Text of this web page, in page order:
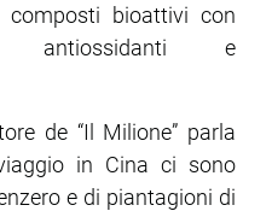
bioattivi con
antiossidanti e
de “Il Milione” parla
in Cina ci sono
e di piantagioni di